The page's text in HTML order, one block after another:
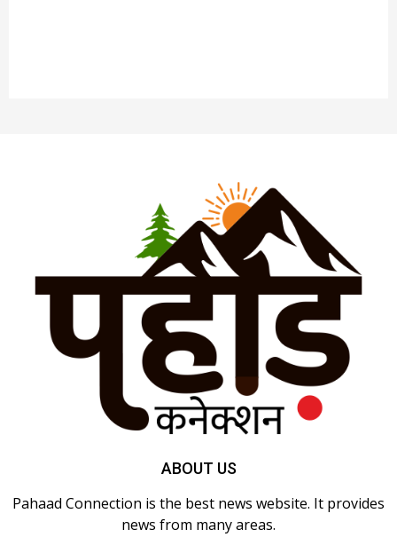
ABOUT US
Pahaad Connection is the best news website. It provides
news from many areas.